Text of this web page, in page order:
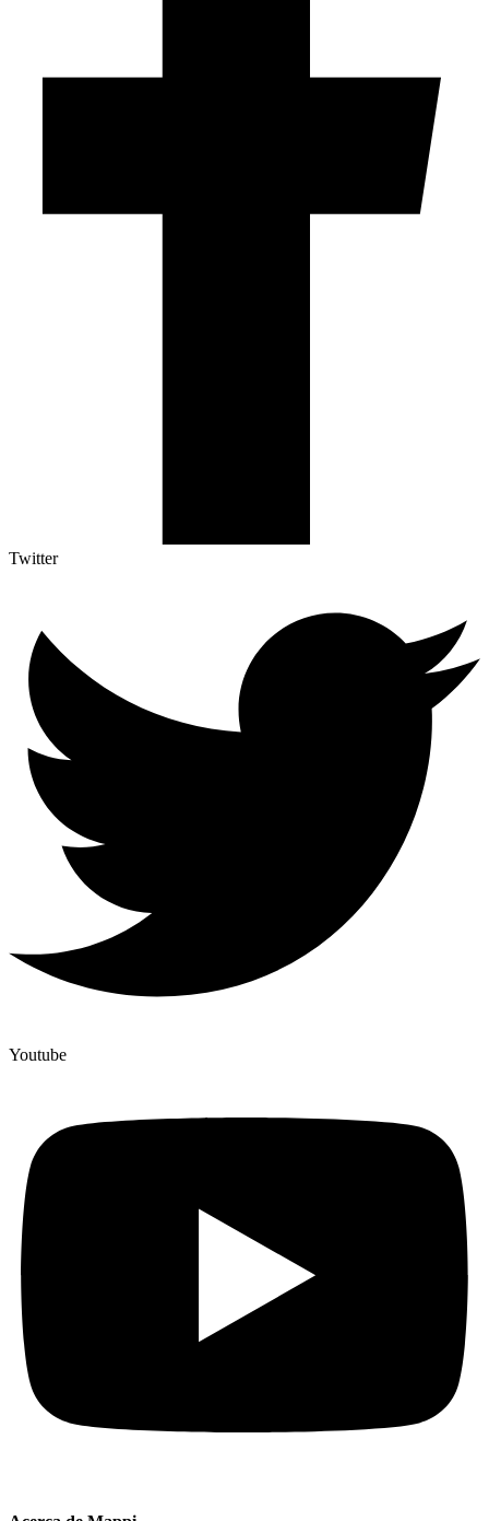
Twitter
Youtube